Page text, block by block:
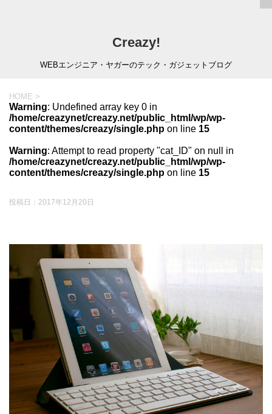
Creazy!
WEBエンジニア・ヤガーのテック・ガジェットブログ
HOME >
Warning: Undefined array key 0 in
/home/creazynet/creazy.net/public_html/wp/wp-
content/themes/creazy/single.php on line 15
Warning: Attempt to read property "cat_ID" on null in
/home/creazynet/creazy.net/public_html/wp/wp-
content/themes/creazy/single.php on line 15
投稿日： 2017年12月20日